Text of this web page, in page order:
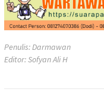
Penulis: Darmawan
Editor: Sofyan Ali H